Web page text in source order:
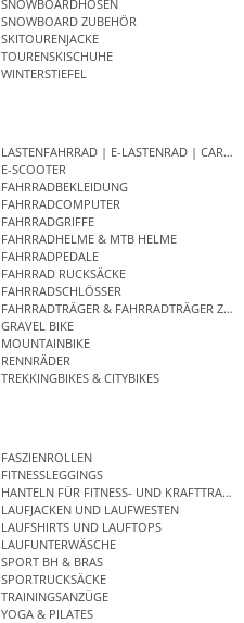
SNOWBOARDHOSEN
SNOWBOARD ZUBEHÖR
SKITOURENJACKE
TOURENSKISCHUHE
WINTERSTIEFEL
LASTENFAHRRAD | E-LASTENRAD |
E-SCOOTER
FAHRRADBEKLEIDUNG
FAHRRADCOMPUTER
FAHRRADGRIFFE
FAHRRADHELME & MTB HELME
FAHRRADPEDALE
FAHRRAD RUCKSÄCKE
FAHRRADSCHLÖSSER
FAHRRADTRÄGER & FAHRRADTRÄGER
GRAVEL BIKE
MOUNTAINBIKE
RENNRÄDER
TREKKINGBIKES & CITYBIKES
FASZIENROLLEN
FITNESSLEGGINGS
HANTELN FÜR FITNESS- UND
LAUFJACKEN UND LAUFWESTEN
LAUFSHIRTS UND LAUFTOPS
LAUFUNTERWÄSCHE
SPORT BH & BRAS
SPORTRUCKSÄCKE
TRAININGSANZÜGE
YOGA & PILATES